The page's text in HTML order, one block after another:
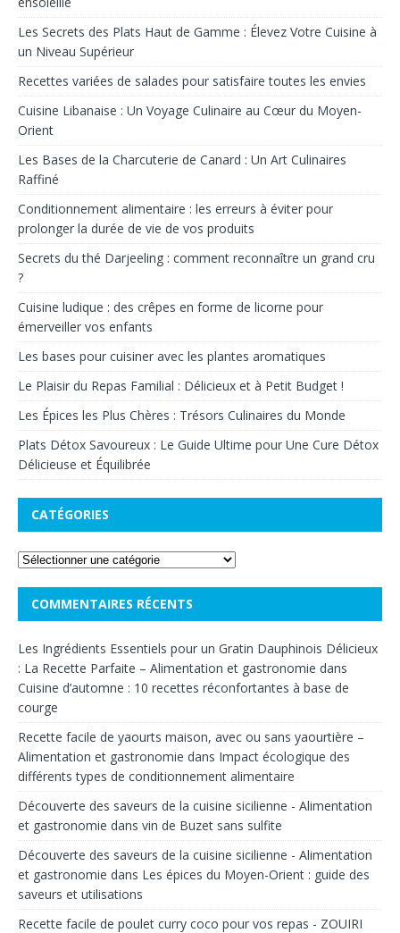
Les Secrets des Plats Haut de Gamme : Élevez Votre Cuisine à
un Niveau Supérieur
Recettes variées de salades pour satisfaire toutes les envies
Cuisine Libanaise : Un Voyage Culinaire au Cœur du Moyen-
Orient
Les Bases de la Charcuterie de Canard : Un Art Culinaires
Raffiné
Conditionnement alimentaire : les erreurs à éviter pour
prolonger la durée de vie de vos produits
Secrets du thé Darjeeling : comment reconnaître un grand cru
?
Cuisine ludique : des crêpes en forme de licorne pour
émerveiller vos enfants
Les bases pour cuisiner avec les plantes aromatiques
Le Plaisir du Repas Familial : Délicieux et à Petit Budget !
Les Épices les Plus Chères : Trésors Culinaires du Monde
Plats Détox Savoureux : Le Guide Ultime pour Une Cure Détox
Délicieuse et Équilibrée
CATÉGORIES
COMMENTAIRES RÉCENTS
Les Ingrédients Essentiels pour un Gratin Dauphinois Délicieux
: La Recette Parfaite – Alimentation et gastronomie dans
Cuisine d’automne : 10 recettes réconfortantes à base de
courge
Recette facile de yaourts maison, avec ou sans yaourtière –
Alimentation et gastronomie dans Impact écologique des
différents types de conditionnement alimentaire
Découverte des saveurs de la cuisine sicilienne - Alimentation
et gastronomie dans vin de Buzet sans sulfite
Découverte des saveurs de la cuisine sicilienne - Alimentation
et gastronomie dans Les épices du Moyen-Orient : guide des
saveurs et utilisations
Recette facile de poulet curry coco pour vos repas - ZOUIRI